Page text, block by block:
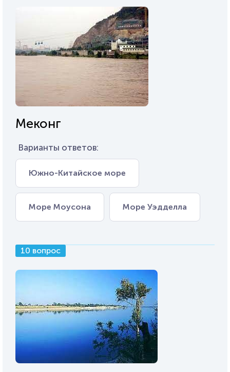
Меконг
Варианты ответов:
Южно-Китайское море
Море Моусона Море Уэдделла
10 вопрос